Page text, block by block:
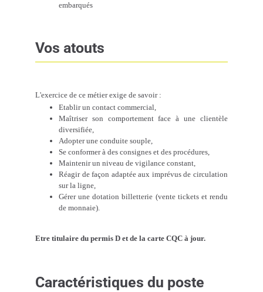
embarqués
Vos atouts
L'exercice de ce métier exige de savoir :
Etablir un contact commercial,
Maîtriser son comportement face à une clientèle
diversifiée,
Adopter une conduite souple,
Se conformer à des consignes et des procédures,
Maintenir un niveau de vigilance constant,
Réagir de façon adaptée aux imprévus de circulation
sur la ligne,
Gérer une dotation billetterie (vente tickets et rendu
de monnaie).
Etre titulaire du permis D et de la carte CQC à jour.
Caractéristiques du poste